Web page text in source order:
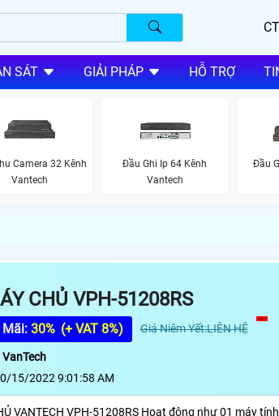
SÁT GIẢI PHÁP HỖ TRỢ
Camera 32 Kênh
Vantech
Đầu Ghi Ip 64 Kênh
Vantech
Đầu
CHỦ VPH-51208RS
Mãi: 30% (+ VAT 8%) Giá Niêm Yết:LIÊN HỆ
VanTech
15/2022 9:01:58 AM
VANTECH VPH-51208RS Hoạt động như 01 máy